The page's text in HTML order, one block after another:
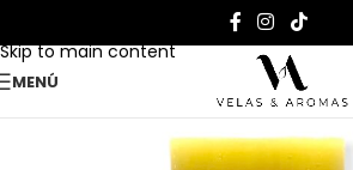
Skip to main content
MENÚ